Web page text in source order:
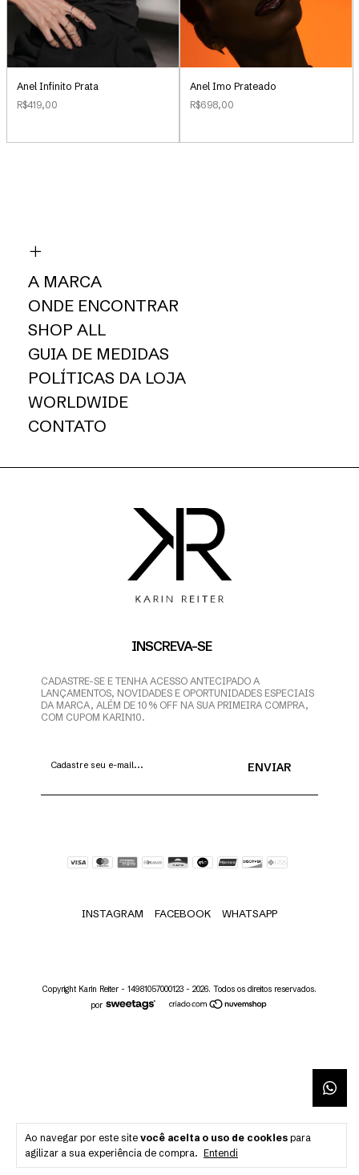
Ao navegar por este site você aceita o uso de cookies para
agilizar a sua experiência de compra. Entendi
Anel Infinito Prata
R$419,00
Anel Imo Prateado
R$698,00
A MARCA
ONDE ENCONTRAR
SHOP ALL
GUIA DE MEDIDAS
POLÍTICAS DA LOJA
WORLDWIDE
CONTATO
INSCREVA-SE
CADASTRE-SE E TENHA ACESSO ANTECIPADO A
LANÇAMENTOS, NOVIDADES E OPORTUNIDADES ESPECIAIS
DA MARCA, ALÉM DE 10% OFF NA SUA PRIMEIRA COMPRA,
COM CUPOM KARIN10.
INSTAGRAM FACEBOOK WHATSAPP
Copyright Karin Reiter - 14981057000123 - 2026. Todos os direitos reservados.
por